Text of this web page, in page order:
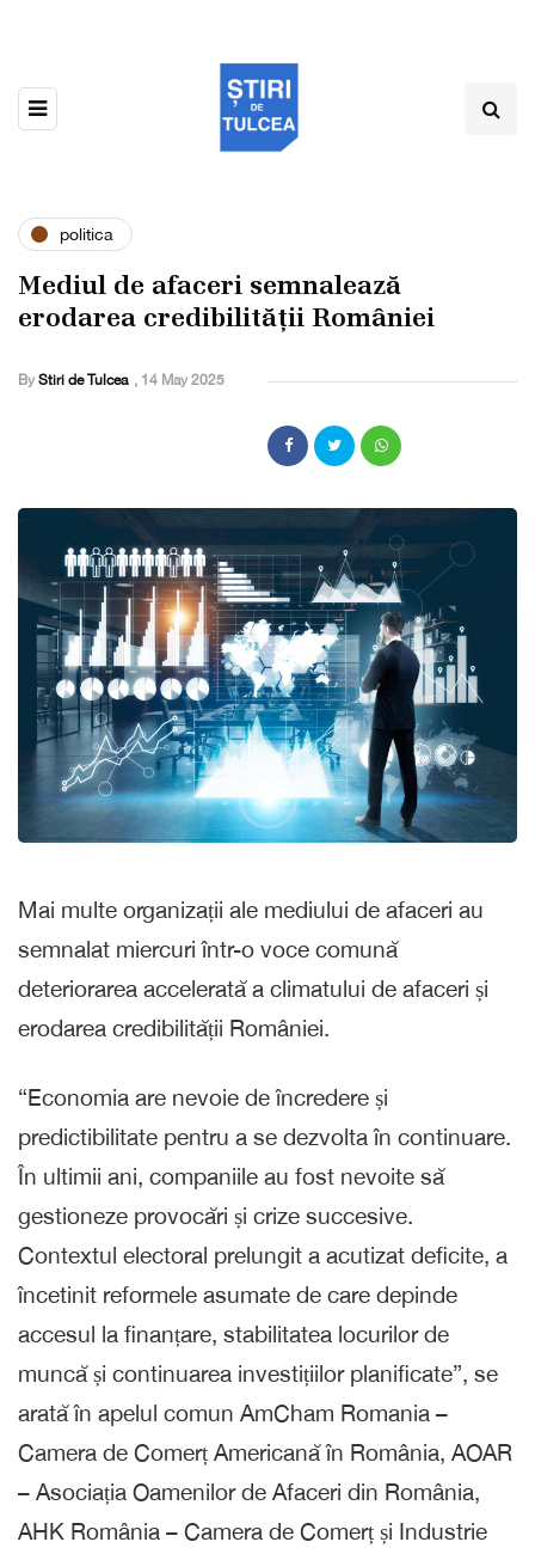
politica
Mediul de afaceri semnalează
erodarea credibilității României
By Stiri de Tulcea , 14 May 2025
Mai multe organizații ale mediului de afaceri au
semnalat miercuri într-o voce comună
deteriorarea accelerată a climatului de afaceri și
erodarea credibilității României.
“Economia are nevoie de încredere și
predictibilitate pentru a se dezvolta în continuare.
În ultimii ani, companiile au fost nevoite să
gestioneze provocări și crize succesive.
Contextul electoral prelungit a acutizat deficite, a
încetinit reformele asumate de care depinde
accesul la finanțare, stabilitatea locurilor de
muncă și continuarea investițiilor planificate”, se
arată în apelul comun AmCham Romania –
Camera de Comerț Americană în România, AOAR
– Asociația Oamenilor de Afaceri din România,
AHK România – Camera de Comerț și Industrie